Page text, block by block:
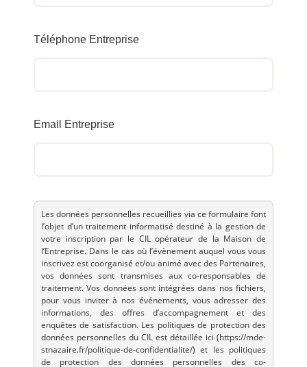
Téléphone Entreprise
Email Entreprise